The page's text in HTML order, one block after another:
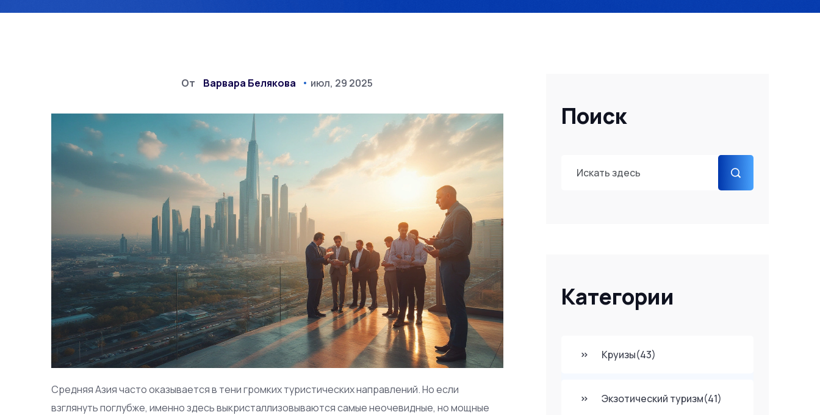
Поиск
Категории
Круизы(43)
Экзотический туризм(41)
От Варвара Белякова июл, 29 2025
Средняя Азия часто оказывается в тени громких туристических направлений. Но если
взглянуть поглубже, именно здесь выкристаллизовываются самые неочевидные, но мощные